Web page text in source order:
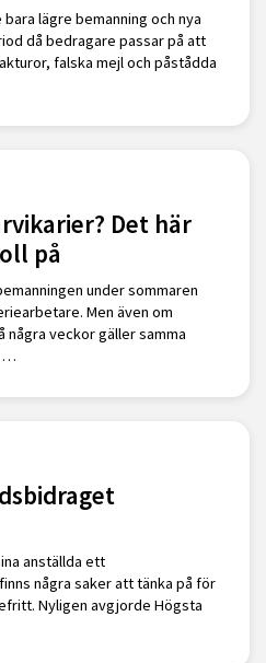
lägre bemanning och nya
då bedragare passar på att
falska mejl och påstådda
Det här
på
under sommaren
Men även om
några veckor gäller samma
…
anställda ett
några saker att tänka på för
Nyligen avgjorde Högsta